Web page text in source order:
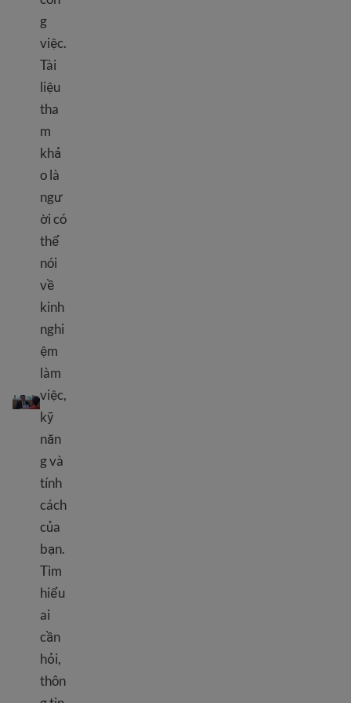
g
việc.
Tài
liệu
tha
m
khả
o là
ngư
ời có
thể
nói
về
kinh
nghi
ệm
làm
việc,
kỹ
năn
g và
tính
cách
của
bạn.
Tìm
hiểu
ai
cần
hỏi,
thôn